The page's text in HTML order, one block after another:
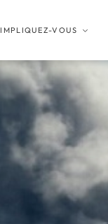
IMPLIQUEZ-VOUS